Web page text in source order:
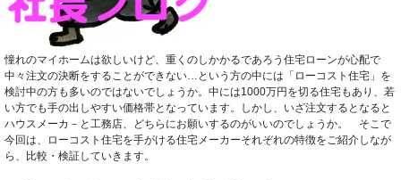
憧れのマイホームは欲しいけど、重くのしかかるであろう住宅ローンが心配で
中々注文の決断をすることができない…という方の中には「ローコスト住宅」を
検討中の方も多いのではないでしょうか。中には1000万円を切る住宅もあり、若
い方でも手の出しやすい価格帯となっています。しかし、いざ注文するとなると
ハウスメーカ－と工務店、どちらにお願いするのがいいのでしょうか。 そこで
今回は、ローコスト住宅を手がける住宅メーカーそれぞれの特徴をご紹介しなが
ら、比較・検証していきます。